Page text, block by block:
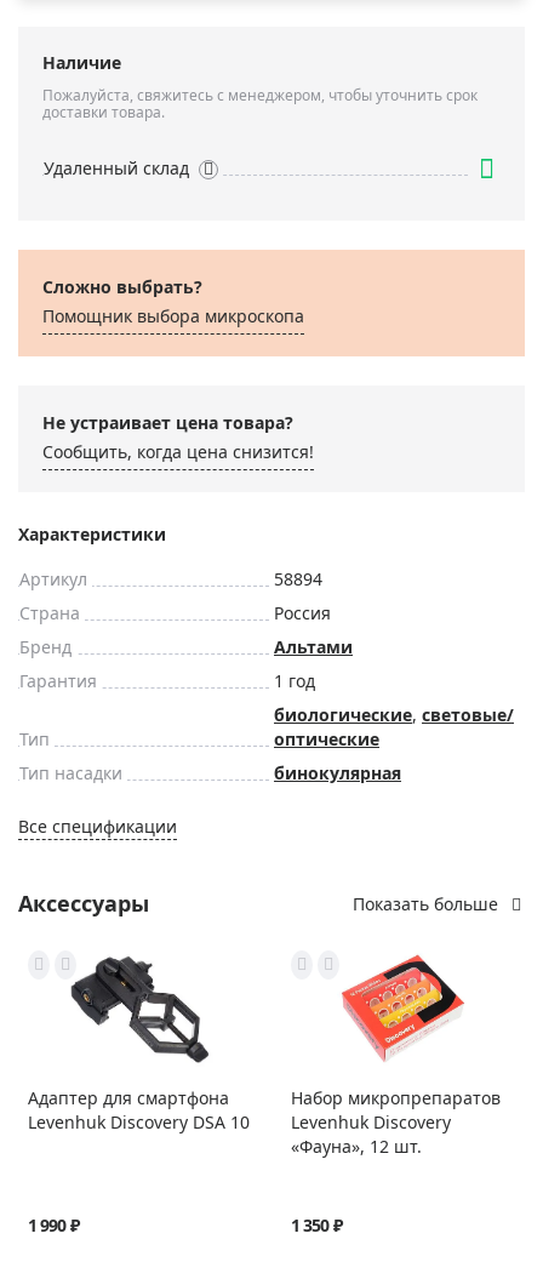
Наличие
Пожалуйста, свяжитесь с менеджером, чтобы уточнить срок
доставки товара.
Удаленный склад
Сложно выбрать?
Помощник выбора микроскoпа
Не устраивает цена товара?
Сообщить, когда цена снизится!
Характеристики
Артикул
58894
Страна
Россия
Бренд
Альтами
Гарантия
1 год
Тип
биологические, световые/
оптические
Тип насадки
бинокулярная
Все спецификации
Аксессуары Показать больше
Адаптер для смартфона
Levenhuk Discovery DSA 10
1 990 ₽
Набор микропрепаратов
Levenhuk Discovery
«Фауна», 12 шт.
1 350 ₽